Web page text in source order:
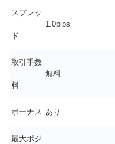
スプレッ
ド
1.0pips
取引手数
料
無料
ボーナス あり
最大ポジ